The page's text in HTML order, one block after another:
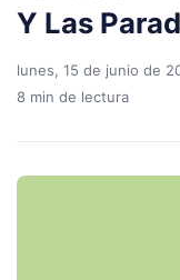
Y Las
lunes, 15 de junio de
8 min de lectura